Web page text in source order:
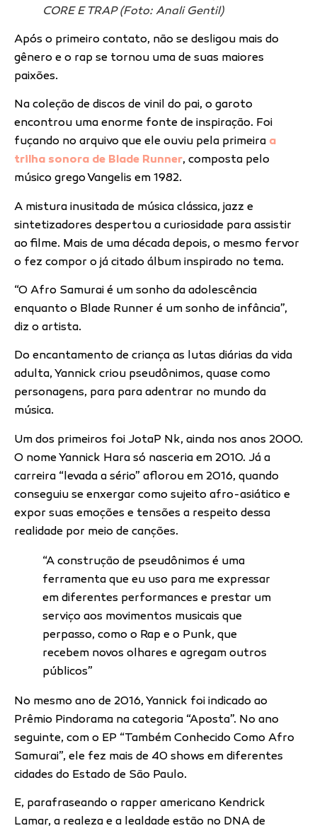
CORE E TRAP (Foto: Anali Gentil)
Após o primeiro contato, não se desligou mais do
gênero e o rap se tornou uma de suas maiores
paixões.
Na coleção de discos de vinil do pai, o garoto
encontrou uma enorme fonte de inspiração. Foi
fuçando no arquivo que ele ouviu pela primeira a
trilha sonora de Blade Runner, composta pelo
músico grego Vangelis em 1982.
A mistura inusitada de música clássica, jazz e
sintetizadores despertou a curiosidade para assistir
ao filme. Mais de uma década depois, o mesmo fervor
o fez compor o já citado álbum inspirado no tema.
“O Afro Samurai é um sonho da adolescência
enquanto o Blade Runner é um sonho de infância”,
diz o artista.
Do encantamento de criança as lutas diárias da vida
adulta, Yannick criou pseudônimos, quase como
personagens, para para adentrar no mundo da
música.
Um dos primeiros foi JotaP Nk, ainda nos anos 2000.
O nome Yannick Hara só nasceria em 2010. Já a
carreira “levada a sério” aflorou em 2016, quando
conseguiu se enxergar como sujeito afro-asiático e
expor suas emoções e tensões a respeito dessa
realidade por meio de canções.
“A construção de pseudônimos é uma
ferramenta que eu uso para me expressar
em diferentes performances e prestar um
serviço aos movimentos musicais que
perpasso, como o Rap e o Punk, que
recebem novos olhares e agregam outros
públicos”
No mesmo ano de 2016, Yannick foi indicado ao
Prêmio Pindorama na categoria “Aposta”. No ano
seguinte, com o EP “Também Conhecido Como Afro
Samurai”, ele fez mais de 40 shows em diferentes
cidades do Estado de São Paulo.
E, parafraseando o rapper americano Kendrick
Lamar, a realeza e a lealdade estão no DNA de